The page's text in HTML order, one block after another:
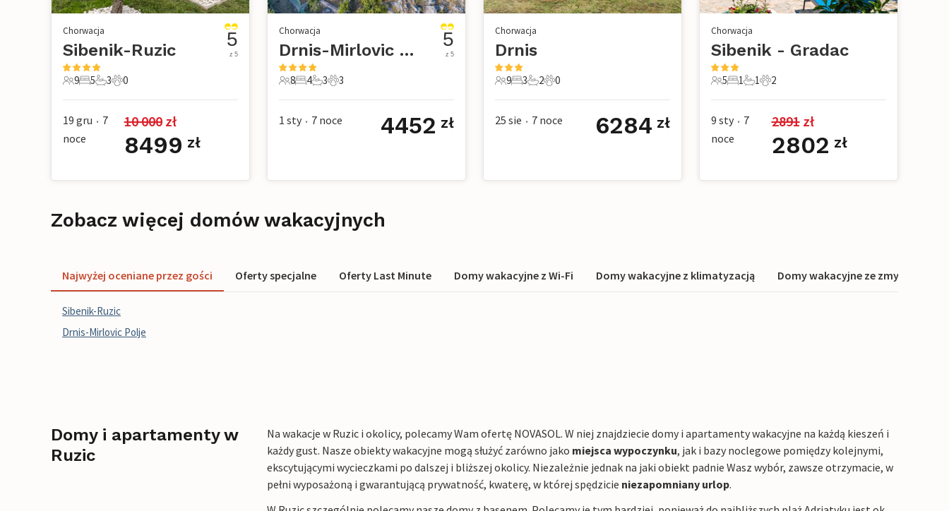
Chorwacja
Sibenik-Ruzic
9 Goście
9
5 Sypialnie
5
3 Łazienki
3
0 Zwierzęta domowe
0
5
z 5
19 gru • 7
noce
10 000 zł
8499 zł
Chorwacja
Drnis-Mirlovic Polje
8 Goście
8
4 Sypialnie
4
3 Łazienki
3
3 Zwierzęta domowe
3
5
z 5
1 sty • 7 noce 4452 zł
Chorwacja
Drnis
9 Goście
9
3 Sypialnie
3
2 Łazienki
2
0 Zwierzęta domowe
0
25 sie • 7 noce 6284 zł
Chorwacja
Sibenik - Gradac
5 Goście
5
1 Sypialnia
1
1 Łazienka
1
2 Zwierzęta domowe
2
9 sty • 7
noce
2891 zł
2802 zł
Zobacz więcej domów wakacyjnych
Najwyżej oceniane przez gości Oferty specjalne Oferty Last Minute Domy wakacyjne z Wi-Fi Domy wakacyjne z klimatyzacją Domy wakacyjne ze zmywarką
Sibenik-Ruzic
Drnis-Mirlovic Polje
Domy i apartamenty w
Ruzic
Na wakacje w Ruzic i okolicy, polecamy Wam ofertę NOVASOL. W niej znajdziecie domy i apartamenty wakacyjne na każdą kieszeń i
każdy gust. Nasze obiekty wakacyjne mogą służyć zarówno jako miejsca wypoczynku, jak i bazy noclegowe pomiędzy kolejnymi,
ekscytującymi wycieczkami po dalszej i bliższej okolicy. Niezależnie jednak na jaki obiekt padnie Wasz wybór, zawsze otrzymacie, w
pełni wyposażoną i gwarantującą prywatność, kwaterę, w której spędzicie niezapomniany urlop.